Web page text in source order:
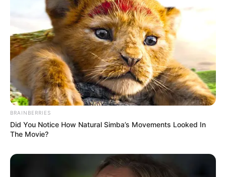
ΕΥΒΟΙΑ
BRAINBERRIES
Did You Notice How Natural Simba’s Movements Looked In
The Movie?